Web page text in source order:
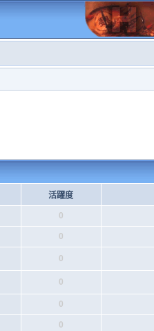
活躍度
0
0
0
0
0
0